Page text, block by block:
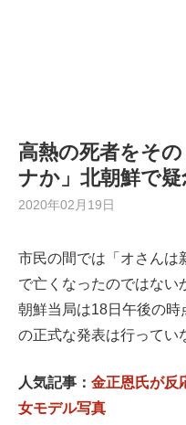
高熱の死者をそ
ナか」北朝鮮で疑
2020年02月19日
市民の間では「オさんは
で亡くなったのではない
朝鮮当局は18日午後の時
の正式な発表は行ってい
人気記事： 金正恩氏が反
女モデル写真